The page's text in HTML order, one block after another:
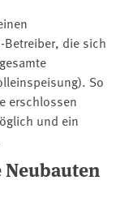
die sich
So
erschlossen
und ein